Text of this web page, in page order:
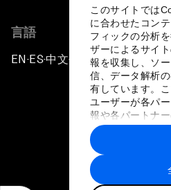
このサイトでは
に合わせたコン
フィックの分析
ザーによるサイ
報を収集し、ソ
信、データ解析
有しています。
ユーザーが各パ
報や各パートナ
に収集された情
トナーによって
す。
言語
EN ▪ES▪中文▪ 日本語
プライバシーポリ
サイト